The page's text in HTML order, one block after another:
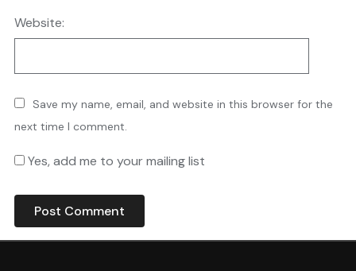
Website:
Save my name, email, and website in this browser for the
next time I comment.
Yes, add me to your mailing list